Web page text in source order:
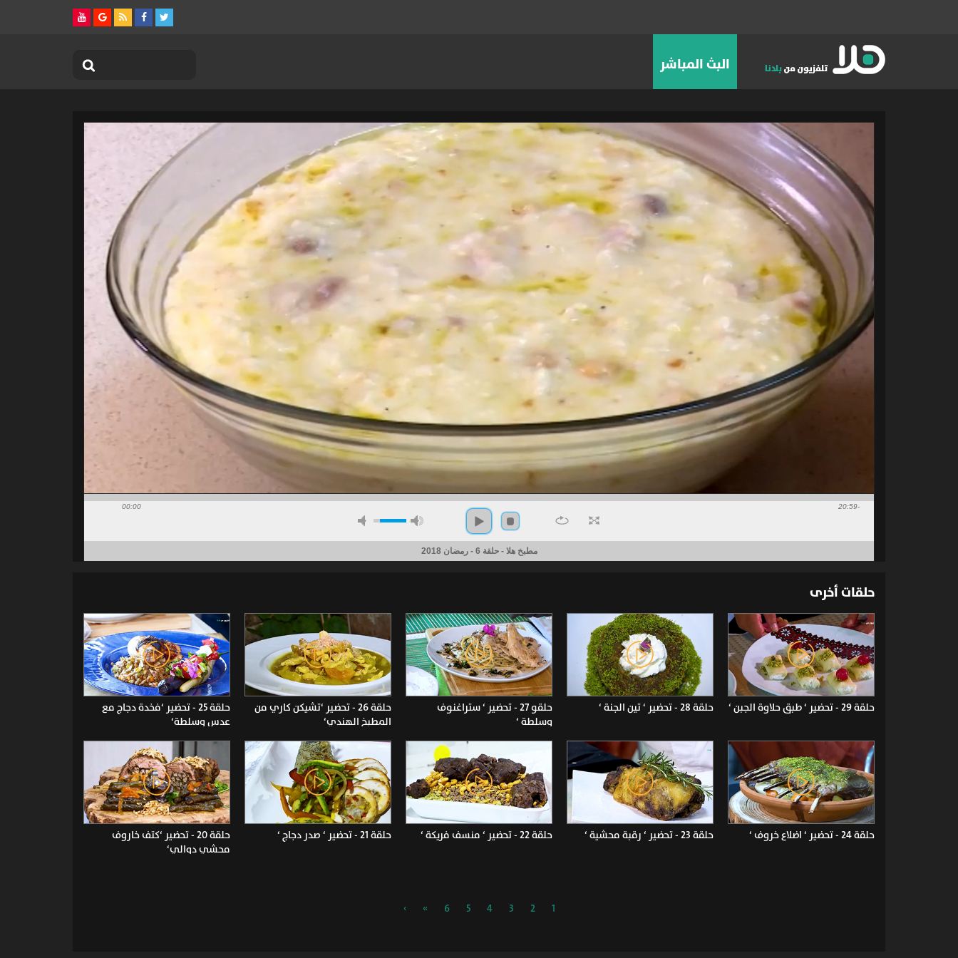
البث المباشر
00:00 -20:59
مطبخ هلا - حلقة 6 - رمضان 2018
حلقات أخرى
حلقة 29 - تحضير ‘ طبق حلاوة الجبن ‘ حلقة 28 - تحضير ‘ تين الجنة ‘
حلقو 27 - تحضير ‘ ستراغنوف
وسلطة ‘
حلقة 26 - تحضير ‘تشيكن كاري من
المطبخ الهندي‘
حلقة 25 - تحضير ‘فخدة دجاج مع
عدس وسلطة‘
حلقة 24 - تحضير ‘ اضلاع خروف ‘ حلقة 23 - تحضير ‘ رقبة محشية ‘ حلقة 22 - تحضير ‘ منسف فريكة ‘ حلقة 21 - تحضير ‘ صدر دجاج ‘
حلقة 20 - تحضير ‘كتف خاروف
محشي دوالي‘
1
2
3
4
5
6
»
›